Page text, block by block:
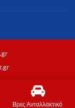
Βρες Ανταλλακτικό